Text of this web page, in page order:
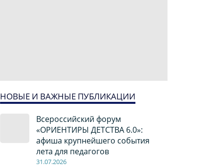
НОВЫЕ И ВАЖНЫЕ ПУБЛИКАЦИИ
Всероссийский форум
«ОРИЕНТИРЫ ДЕТСТВА 6.0»:
афиша крупнейшего события
лета для педагогов
31.07.2026